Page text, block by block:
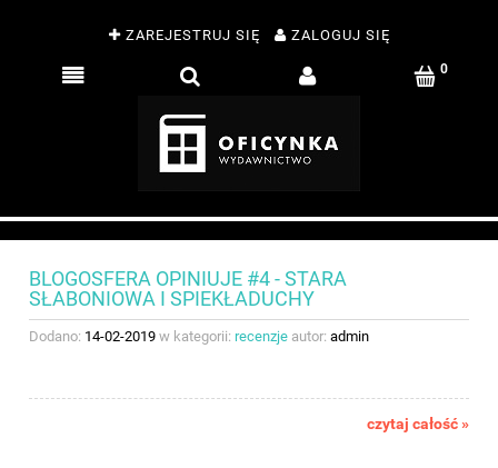
ZAREJESTRUJ SIĘ ZALOGUJ SIĘ
BLOGOSFERA OPINIUJE #4 - STARA
SŁABONIOWA I SPIEKŁADUCHY
Dodano: 14-02-2019 w kategorii: recenzje autor: admin
czytaj całość »